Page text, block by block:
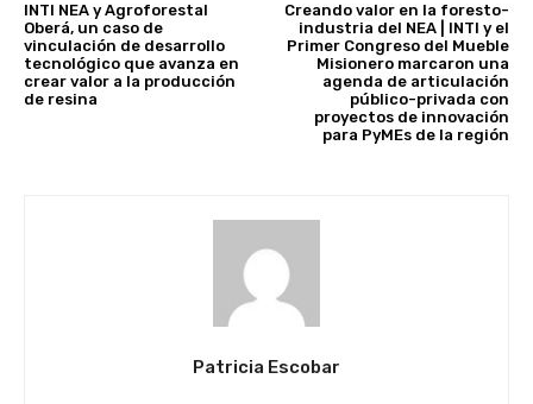
INTI NEA y Agroforestal
Oberá, un caso de
vinculación de desarrollo
tecnológico que avanza en
crear valor a la producción
de resina
Creando valor en la foresto-
industria del NEA | INTI y el
Primer Congreso del Mueble
Misionero marcaron una
agenda de articulación
público-privada con
proyectos de innovación
para PyMEs de la región
Patricia Escobar